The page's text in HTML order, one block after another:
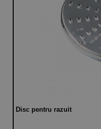
Disc pentru razuit